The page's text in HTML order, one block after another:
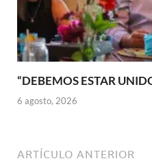
“DEBEMOS ESTAR
6 agosto, 2026
ARTÍCULO ANTERIOR